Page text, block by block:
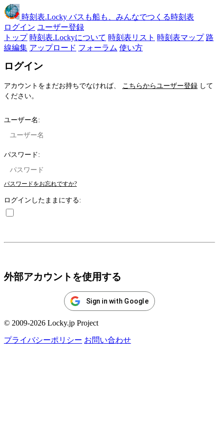
時刻表.Locky バスも船も、みんなでつくる時刻表
ログイン ユーザー登録
トップ 時刻表.Lockyについて 時刻表リスト 時刻表マップ 路
線編集 アップロード フォーラム 使い方
ログイン
アカウントをまだお持ちでなければ、 こちらからユーザー登録 して
ください。
ユーザー名:
パスワード:
パスワードをお忘れですか?
ログインしたままにする:
外部アカウントを使用する
Sign in with Google
© 2009-2026 Locky.jp Project
プライバシーポリシー お問い合わせ